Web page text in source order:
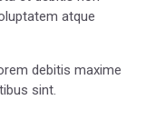
atque
debitis maxime
sint.